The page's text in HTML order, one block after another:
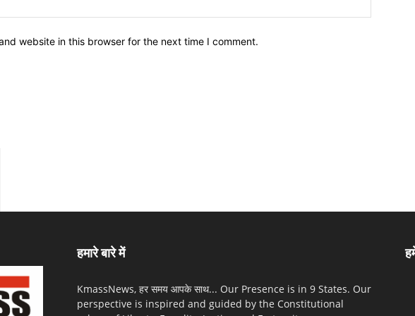
website in this browser for the next time I comment.
हमारे बारे में
KmassNews, हर समय आपके साथ... Our Presence is in 9 States. Our
perspective is inspired and guided by the Constitutional